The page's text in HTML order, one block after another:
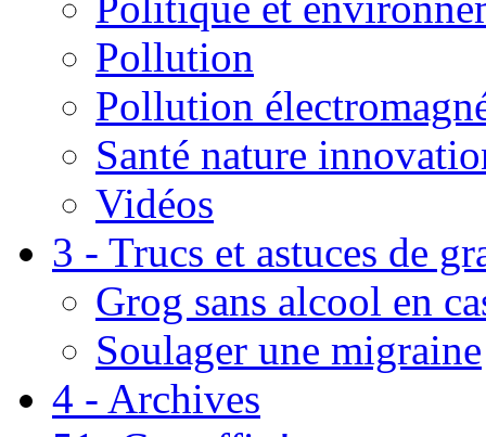
Pollution
Pollution
Santé nature
Vidéos
3 - Trucs et astuces de
Grog sans alcool en
Soulager une migraine
4 - Archives